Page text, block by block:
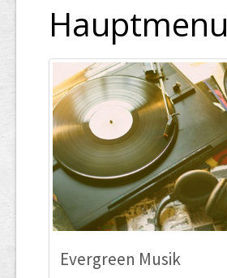
Hauptmenu
Evergreen Musik